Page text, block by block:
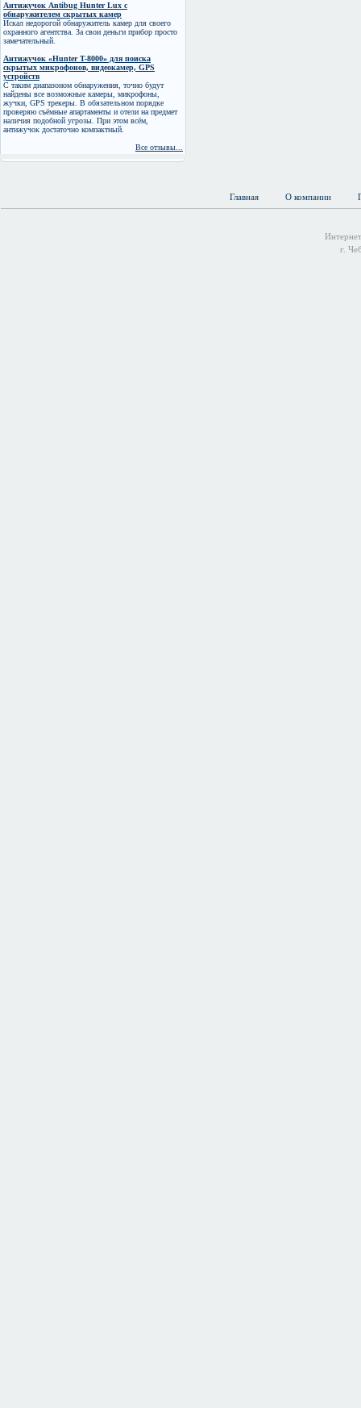
Антижучок Antibug Hunter Lux с
обнаружителем скрытых камер
Искал недорогой обнаружитель камер для своего
охранного агентства. За свои деньги прибор просто
замечательный.
Антижучок «Hunter T-8000» для поиска
скрытых микрофонов, видеокамер, GPS
устройств
С таким диапазоном обнаружения, точно будут
найдены все возможные камеры, микрофоны,
жучки, GPS трекеры. В обязательном порядке
проверяю съёмные апартаменты и отели на предмет
наличия подобной угрозы. При этом всём,
антижучок достаточно компактный.
Все отзывы...
Главная О компании
г.